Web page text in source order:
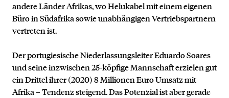
andere Länder Afrikas, wo Helukabel mit einem eigenen
Büro in Südafrika sowie unabhängigen Vertriebspartnern
vertreten ist.
Der portugiesische Niederlassungsleiter Eduardo Soares
und seine inzwischen 25-köpfige Mannschaft erzielen gut
ein Drittel ihrer (2020) 8 Millionen Euro Umsatz mit
Afrika – Tendenz steigend. Das Potenzial ist aber gerade